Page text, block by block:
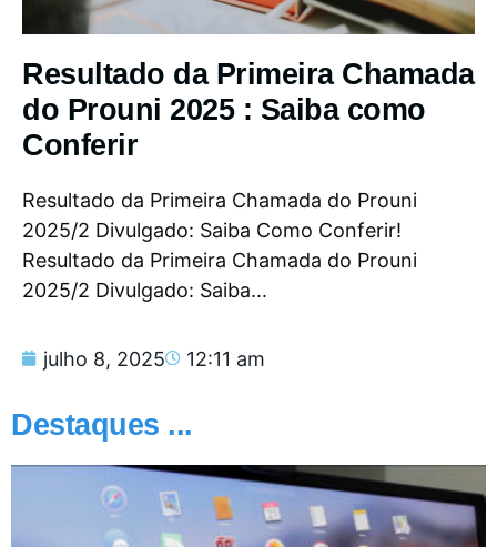
Resultado da Primeira Chamada
do Prouni 2025 : Saiba como
Conferir
Resultado da Primeira Chamada do Prouni
2025/2 Divulgado: Saiba Como Conferir!
Resultado da Primeira Chamada do Prouni
2025/2 Divulgado: Saiba...
julho 8, 2025 12:11 am
Destaques ...